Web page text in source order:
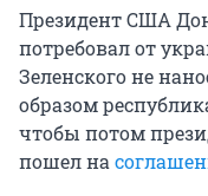
Президент США
потребовал от
Зеленского не
образом
чтобы потом
пошел на